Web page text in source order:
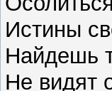
Истины
Найдешь
Не видят